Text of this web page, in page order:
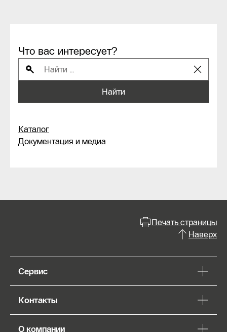
Что вас интересует?
Найти
Каталог
Документация и медиа
Печать страницы
Наверх
Сервис
Контакты
О компании